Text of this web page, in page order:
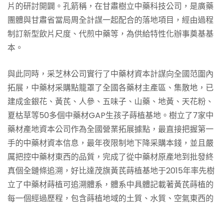
片的研討開闢。孔箭稱，在甘肅樹立中藥科技公司，是廣藥
團體與甘肅省當局周全計謀一起配合的落地項目，經由過程
制訂新型飲片尺度、代煎中藥等，為供給特性化辦事奠基基
本。
與此同時，采芝林公司實行了中藥材資本計謀向全國范圍內
拓展，中藥材采購點籠罩了全國各藥材主產區、集散地，已
建成金銀花、黃芪、人參、五味子、山藥、地黃、天花粉、
夏枯草等50多個中藥材GAP生孩子蒔植基地。樹立了7家中
藥材產地資本公司作為全國營業拓展據點，最直接把握第一
手的中藥材資本信息，最年夜限制地下降采購本錢，並且嚴
厲把控中藥材東西的品質，完成了從中藥材原產地到批發終
真個全鏈條追溯，好比達茂旗黃芪蒔植基地于2015年率先樹
立了中藥材蒔植可追溯體系，體系中具體記載著黃芪蒔植的
每一個經過歷程，包含蒔植地域的土質、水質、空氣東西的